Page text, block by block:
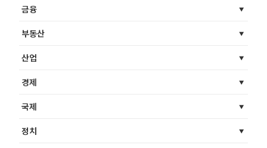
금융
부동산
산업
경제
국제
정치